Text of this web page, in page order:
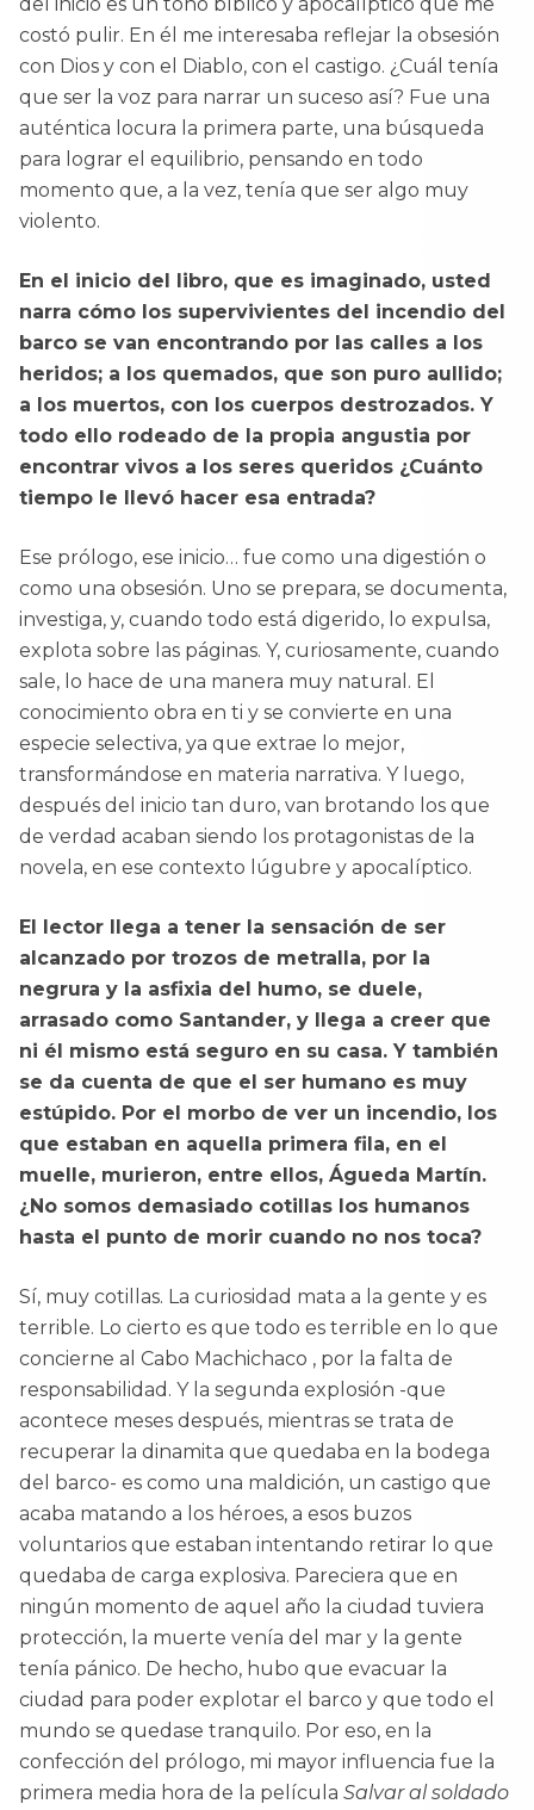
costó pulir. En él me interesaba reflejar la obsesión
con Dios y con el Diablo, con el castigo. ¿Cuál tenía
que ser la voz para narrar un suceso así? Fue una
auténtica locura la primera parte, una búsqueda
para lograr el equilibrio, pensando en todo
momento que, a la vez, tenía que ser algo muy
violento.
En el inicio del libro, que es imaginado, usted
narra cómo los supervivientes del incendio del
barco se van encontrando por las calles a los
heridos; a los quemados, que son puro aullido;
a los muertos, con los cuerpos destrozados. Y
todo ello rodeado de la propia angustia por
encontrar vivos a los seres queridos ¿Cuánto
tiempo le llevó hacer esa entrada?
Ese prólogo, ese inicio… fue como una digestión o
como una obsesión. Uno se prepara, se documenta,
investiga, y, cuando todo está digerido, lo expulsa,
explota sobre las páginas. Y, curiosamente, cuando
sale, lo hace de una manera muy natural. El
conocimiento obra en ti y se convierte en una
especie selectiva, ya que extrae lo mejor,
transformándose en materia narrativa. Y luego,
después del inicio tan duro, van brotando los que
de verdad acaban siendo los protagonistas de la
novela, en ese contexto lúgubre y apocalíptico.
El lector llega a tener la sensación de ser
alcanzado por trozos de metralla, por la
negrura y la asfixia del humo, se duele,
arrasado como Santander, y llega a creer que
ni él mismo está seguro en su casa. Y también
se da cuenta de que el ser humano es muy
estúpido. Por el morbo de ver un incendio, los
que estaban en aquella primera fila, en el
muelle, murieron, entre ellos, Águeda Martín.
¿No somos demasiado cotillas los humanos
hasta el punto de morir cuando no nos toca?
Sí, muy cotillas. La curiosidad mata a la gente y es
terrible. Lo cierto es que todo es terrible en lo que
concierne al Cabo Machichaco , por la falta de
responsabilidad. Y la segunda explosión -que
acontece meses después, mientras se trata de
recuperar la dinamita que quedaba en la bodega
del barco- es como una maldición, un castigo que
acaba matando a los héroes, a esos buzos
voluntarios que estaban intentando retirar lo que
quedaba de carga explosiva. Pareciera que en
ningún momento de aquel año la ciudad tuviera
protección, la muerte venía del mar y la gente
tenía pánico. De hecho, hubo que evacuar la
ciudad para poder explotar el barco y que todo el
mundo se quedase tranquilo. Por eso, en la
confección del prólogo, mi mayor influencia fue la
primera media hora de la película Salvar al soldado